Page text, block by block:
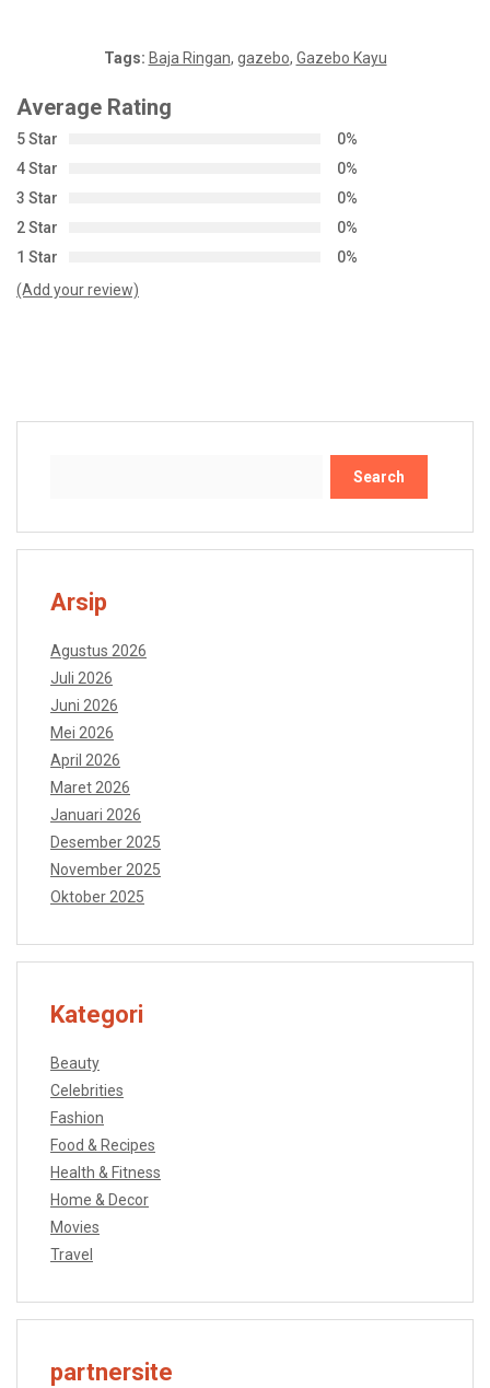
Tags: Baja Ringan, gazebo, Gazebo Kayu
Average Rating
5 Star
0%
4 Star
0%
3 Star
0%
2 Star
0%
1 Star
0%
(Add your review)
Arsip
Agustus 2026
Juli 2026
Juni 2026
Mei 2026
April 2026
Maret 2026
Januari 2026
Desember 2025
November 2025
Oktober 2025
Kategori
Beauty
Celebrities
Fashion
Food & Recipes
Health & Fitness
Home & Decor
Movies
Travel
partnersite